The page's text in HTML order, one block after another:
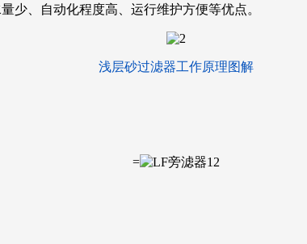
少、自动化程度高、运行维护方便等优点。
浅层砂过滤器工作原理图解
=